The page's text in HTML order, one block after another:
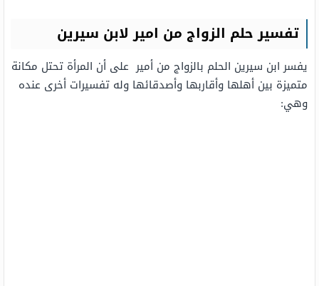
تفسير حلم الزواج من امير لابن سيرين
يفسر ابن سيرين الحلم بالزواج من أمير على أن المرأة تحتل مكانة
متميزة بين أهلها وأقاربها وأصدقائها وله تفسيرات أخرى عنده
وهي: